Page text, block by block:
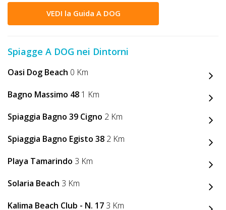
CODICE
SCONTO
Video
Tutorial
Lavora
con
Inserisci
VEDI la Guida A DOG
Spiagge A DOG nei Dintorni
Oasi Dog Beach 0 Km
Bagno Massimo 48 1 Km
Spiaggia Bagno 39 Cigno 2 Km
Spiaggia Bagno Egisto 38 2 Km
Playa Tamarindo 3 Km
Solaria Beach 3 Km
Kalima Beach Club - N. 17 3 Km